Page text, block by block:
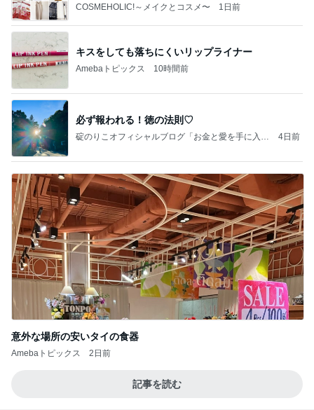
COSMEHOLIC!～メイクとコスメ〜 1日前
キスをしても落ちにくいリップライナー
Amebaトピックス 10時間前
必ず報われる！徳の法則♡
碇のりこオフィシャルブログ「お金と愛を手に入れ
4日前
意外な場所の安いタイの食器
Amebaトピックス 2日前
記事を読む